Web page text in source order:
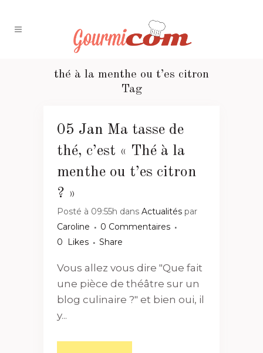
thé à la menthe ou t’es citron
Tag
05 Jan Ma tasse de
thé, c’est « Thé à la
menthe ou t’es citron
? »
Posté à 09:55h dans Actualités par
Caroline
0 Commentaires
0
Likes Share
Vous allez vous dire "Que fait
une pièce de théâtre sur un
blog culinaire ?" et bien oui, il
y...